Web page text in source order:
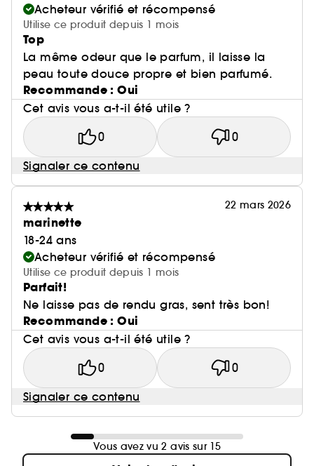
Acheteur vérifié et récompensé
Utilise ce produit depuis 1 mois
Top
La même odeur que le parfum, il laisse la
peau toute douce propre et bien parfumé.
Recommande : Oui
Cet avis vous a-t-il été utile ?
0 0
Signaler ce contenu
22 mars 2026
marinette
18-24 ans
Acheteur vérifié et récompensé
Utilise ce produit depuis 1 mois
Parfait!
Ne laisse pas de rendu gras, sent très bon!
Recommande : Oui
Cet avis vous a-t-il été utile ?
0 0
Signaler ce contenu
Vous avez vu 2 avis sur 15